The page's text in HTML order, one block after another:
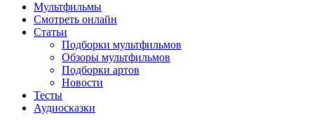
Мультфильмы
Смотреть онлайн
Статьи
Подборки мультфильмов
Обзоры мультфильмов
Подборки артов
Новости
Тесты
Аудиосказки